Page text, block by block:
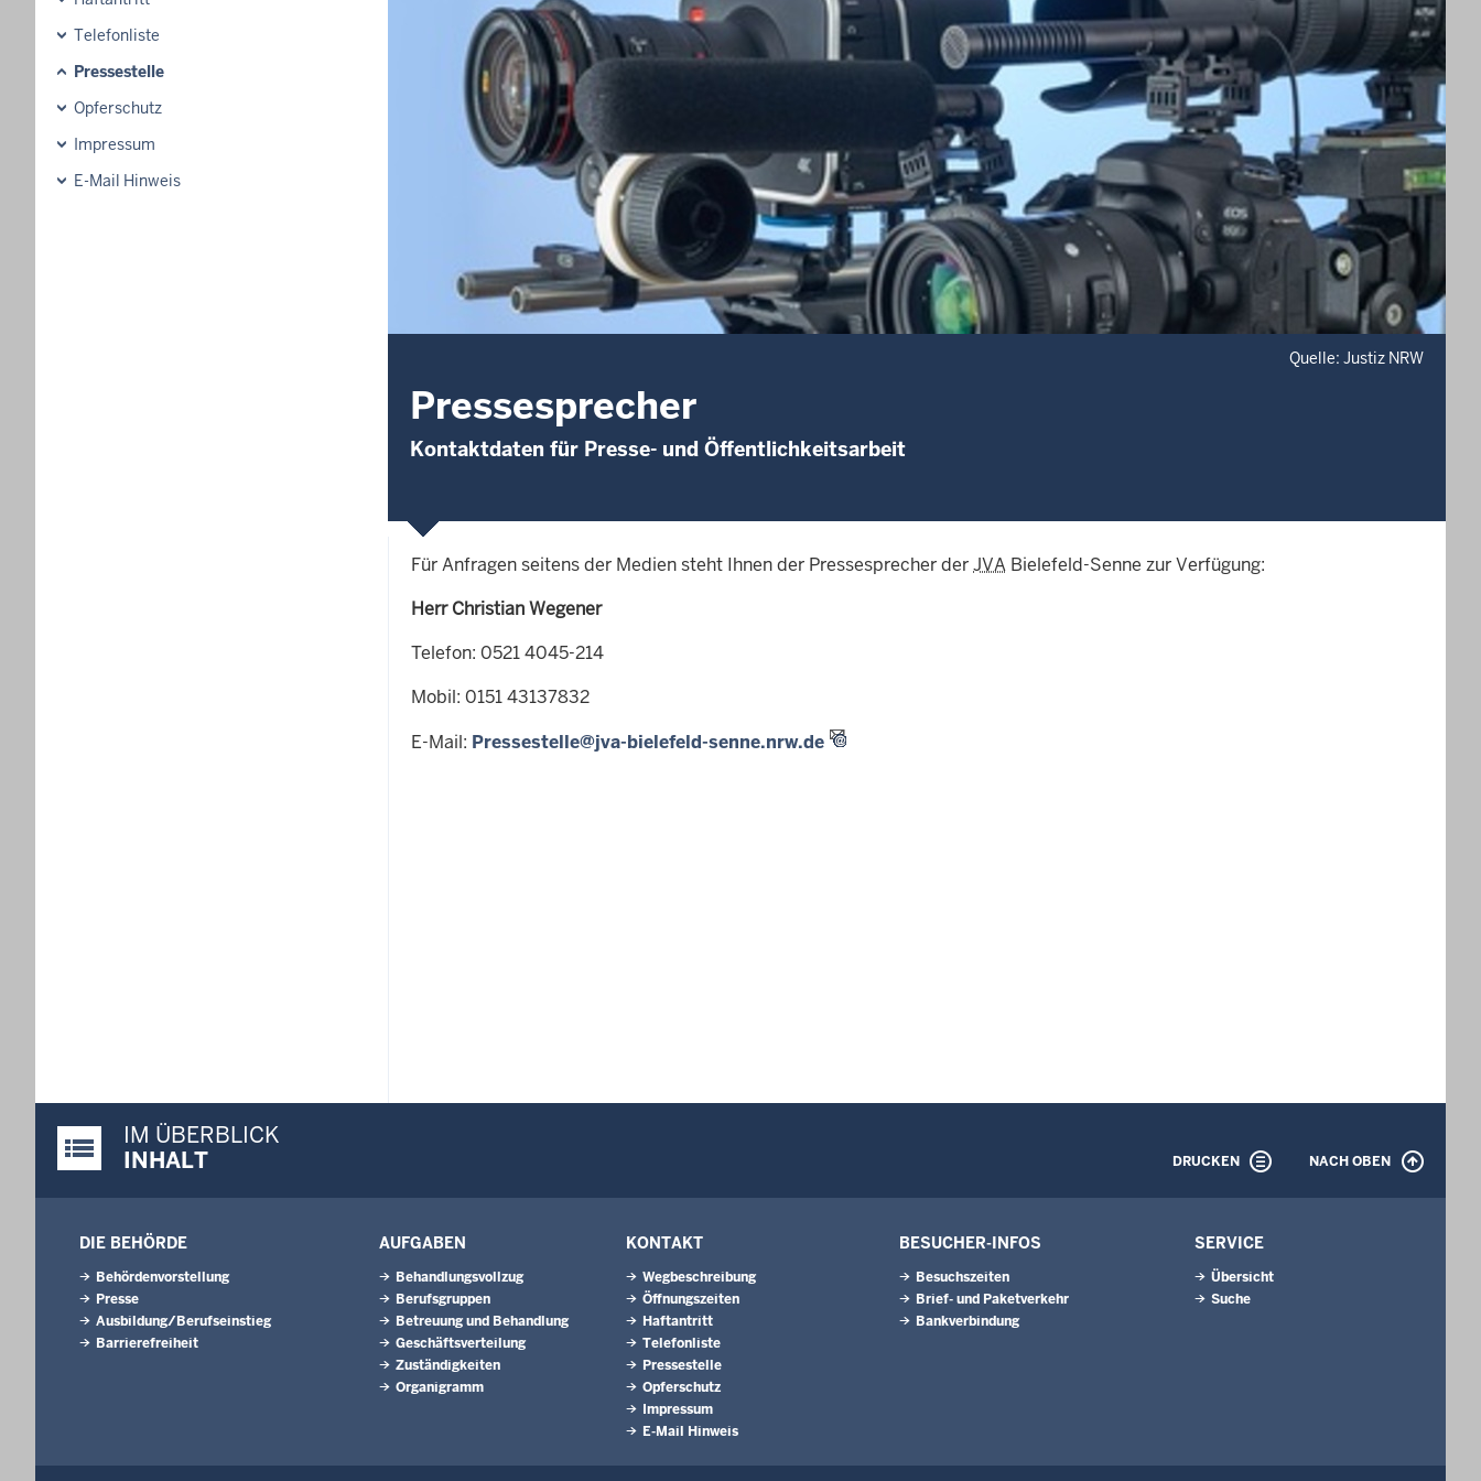
Telefonliste
Pressestelle
Opferschutz
Impressum
E-Mail Hinweis
Quelle: Justiz NRW
Pressesprecher
Kontaktdaten für Presse- und Öffentlichkeitsarbeit
Für Anfragen seitens der Medien steht Ihnen der Pressesprecher derJVA Bielefeld-Senne zur Verfügung:
Herr Christian Wegener
Telefon: 0521 4045-214
Mobil: 0151 43137832
E-Mail: Pressestelle@jva-bielefeld-senne.nrw.de
Justiz-Portal im Überblick:
IM ÜBERBLICK
INHALT
DRUCKEN NACH OBEN
DIE BEHÖRDE
Behördenvorstellung
Presse
Ausbildung/Berufseinstieg
Barrierefreiheit
AUFGABEN
Behandlungsvollzug
Berufsgruppen
Betreuung und Behandlung
Geschäftsverteilung
Zuständigkeiten
Organigramm
KONTAKT
Wegbeschreibung
Öffnungszeiten
Haftantritt
Telefonliste
Pressestelle
Opferschutz
Impressum
E-Mail Hinweis
BESUCHER-INFOS
Besuchszeiten
Brief- und Paketverkehr
Bankverbindung
SERVICE
Übersicht
Suche